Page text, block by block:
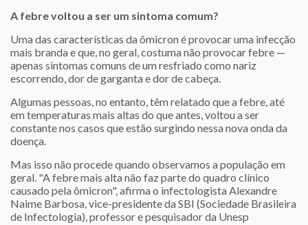
A febre voltou a ser um sintoma comum?
Uma das características da ômicron é provocar uma infecção
mais branda e que, no geral, costuma não provocar febre —
apenas sintomas comuns de um resfriado como nariz
escorrendo, dor de garganta e dor de cabeça.
Algumas pessoas, no entanto, têm relatado que a febre, até
em temperaturas mais altas do que antes, voltou a ser
constante nos casos que estão surgindo nessa nova onda da
doença.
Mas isso não procede quando observamos a população em
geral. "A febre mais alta não faz parte do quadro clínico
causado pela ômicron", afirma o infectologista Alexandre
Naime Barbosa, vice-presidente da SBI (Sociedade Brasileira
de Infectologia), professor e pesquisador da Unesp